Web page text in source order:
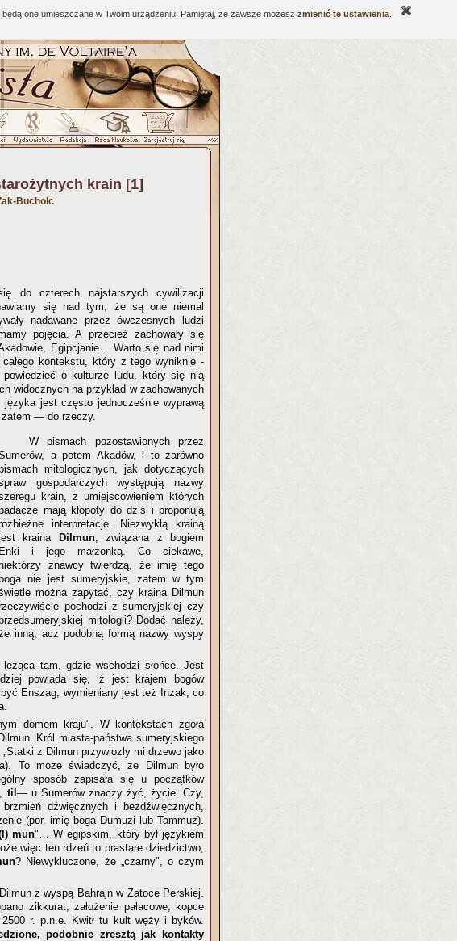
one umieszczane w Twoim urządzeniu. Pamiętaj, że zawsze możesz zmienić te ustawienia
krain [1]
Bucholc
do czterech najstarszych cywilizacji
się nad tym, że są one niemal
nadawane przez ówczesnych ludzi
pojęcia. A przecież zachowały się
Egipcjanie… Warto się nad nimi
kontekstu, który z tego wyniknie -
o kulturze ludu, który się nią
widocznych na przykład w zachowanych
języka jest często jednocześnie wyprawą
— do rzeczy.
W pismach pozostawionych przez
a potem Akadów, i to zarówno
mitologicznych, jak dotyczących
gospodarczych występują nazwy
krain, z umiejscowieniem których
badacze mają kłopoty do dziś i proponują
interpretacje. Niezwykłą krainą
kraina
Dilmun, związana z bogiem
Enki i jego małżonką. Co ciekawe,
znawcy twierdzą, że imię tego
boga nie jest sumeryjskie, zatem w tym
można zapytać, czy kraina Dilmun
pochodzi z sumeryjskiej czy
mitologii? Dodać należy,
inną, acz podobną formą nazwy wyspy
tam, gdzie wschodzi słońce. Jest
powiada się, iż jest krajem bogów
Enszag, wymieniany jest też Inzak, co
domem kraju". W kontekstach zgoła
Król miasta-państwa sumeryjskiego
z Dilmun przywiozły mi drzewo jako
To może świadczyć, że Dilmun było
sposób zapisała się u początków
til — u Sumerów znaczy żyć, życie. Czy,
dźwięcznych i bezdźwięcznych,
(por. imię boga Dumuzi lub Tammuz).
mun"… W egipskim, który był językiem
więc ten rdzeń to prastare dziedzictwo,
? Niewykluczone, że „czarny", o czym
z wyspą Bahrajn w Zatoce Perskiej.
zikkurat, założenie pałacowe, kopce
r. p.n.e. Kwitł tu kult węży i byków.
podobnie zresztą jak kontakty